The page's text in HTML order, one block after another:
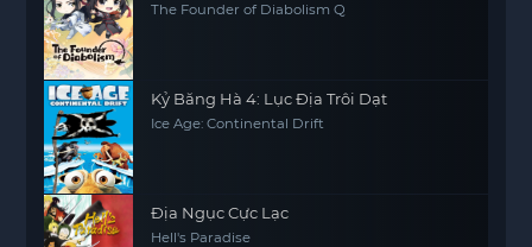
The Founder of Diabolism Q
Kỷ Băng Hà 4: Lục Địa Trôi Dạt
Ice Age: Continental Drift
Địa Ngục Cực Lạc
Hell's Paradise